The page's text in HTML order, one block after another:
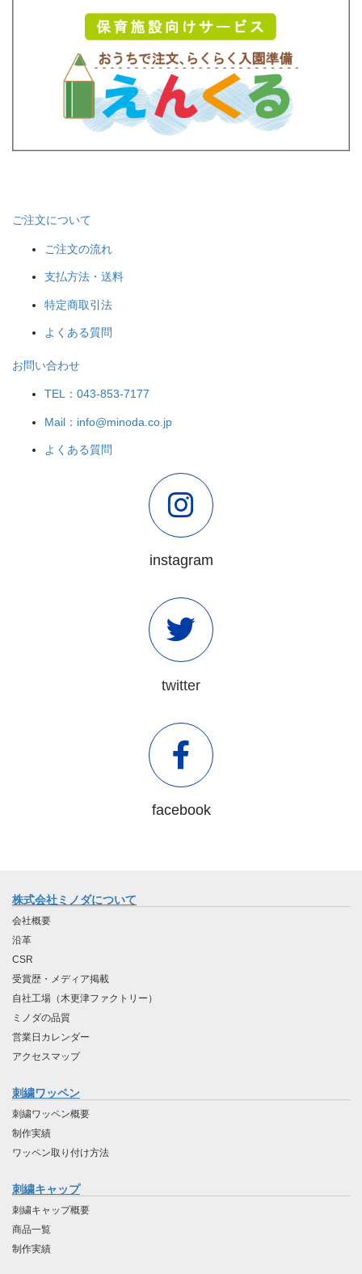
ご注文について
ご注文の流れ
支払方法・送料
特定商取引法
よくある質問
お問い合わせ
TEL：043-853-7177
Mail：info@minoda.co.jp
よくある質問
instagram
twitter
facebook
株式会社ミノダについて
会社概要
沿革
CSR
受賞歴・メディア掲載
自社工場（木更津ファクトリー）
ミノダの品質
営業日カレンダー
アクセスマップ
刺繍ワッペン
刺繍ワッペン概要
制作実績
ワッペン取り付け方法
刺繍キャップ
刺繍キャップ概要
商品一覧
制作実績